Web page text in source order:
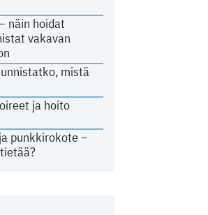
näin hoidat
vakavan
mistä
ja hoito
punkkirokote –